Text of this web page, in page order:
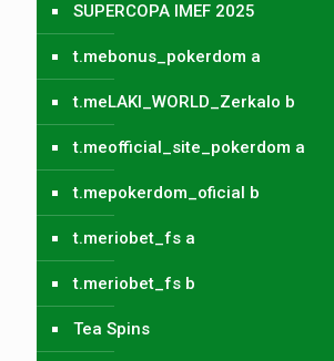
SUPERCOPA IMEF 2025
t.mebonus_pokerdom a
t.meLAKI_WORLD_Zerkalo b
t.meofficial_site_pokerdom a
t.mepokerdom_oficial b
t.meriobet_fs a
t.meriobet_fs b
Tea Spins